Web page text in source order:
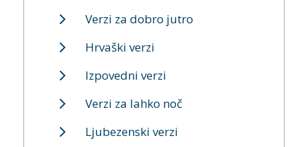
Verzi za dobro jutro
Hrvaški verzi
Izpovedni verzi
Verzi za lahko noč
Ljubezenski verzi